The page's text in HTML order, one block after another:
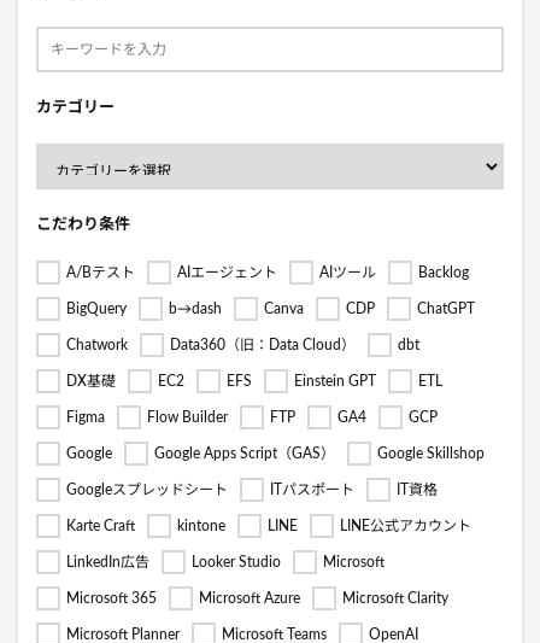
カテゴリー
こだわり条件
A/Bテスト AIエージェント AIツール Backlog
BigQuery b→dash Canva CDP ChatGPT
Chatwork Data360（旧：Data Cloud） dbt
DX基礎 EC2 EFS Einstein GPT ETL
Figma Flow Builder FTP GA4 GCP
Google Google Apps Script（GAS） Google Skillshop
Googleスプレッドシート ITパスポート IT資格
Karte Craft kintone LINE LINE公式アカウント
LinkedIn広告 Looker Studio Microsoft
Microsoft 365 Microsoft Azure Microsoft Clarity
Microsoft Planner Microsoft Teams OpenAI